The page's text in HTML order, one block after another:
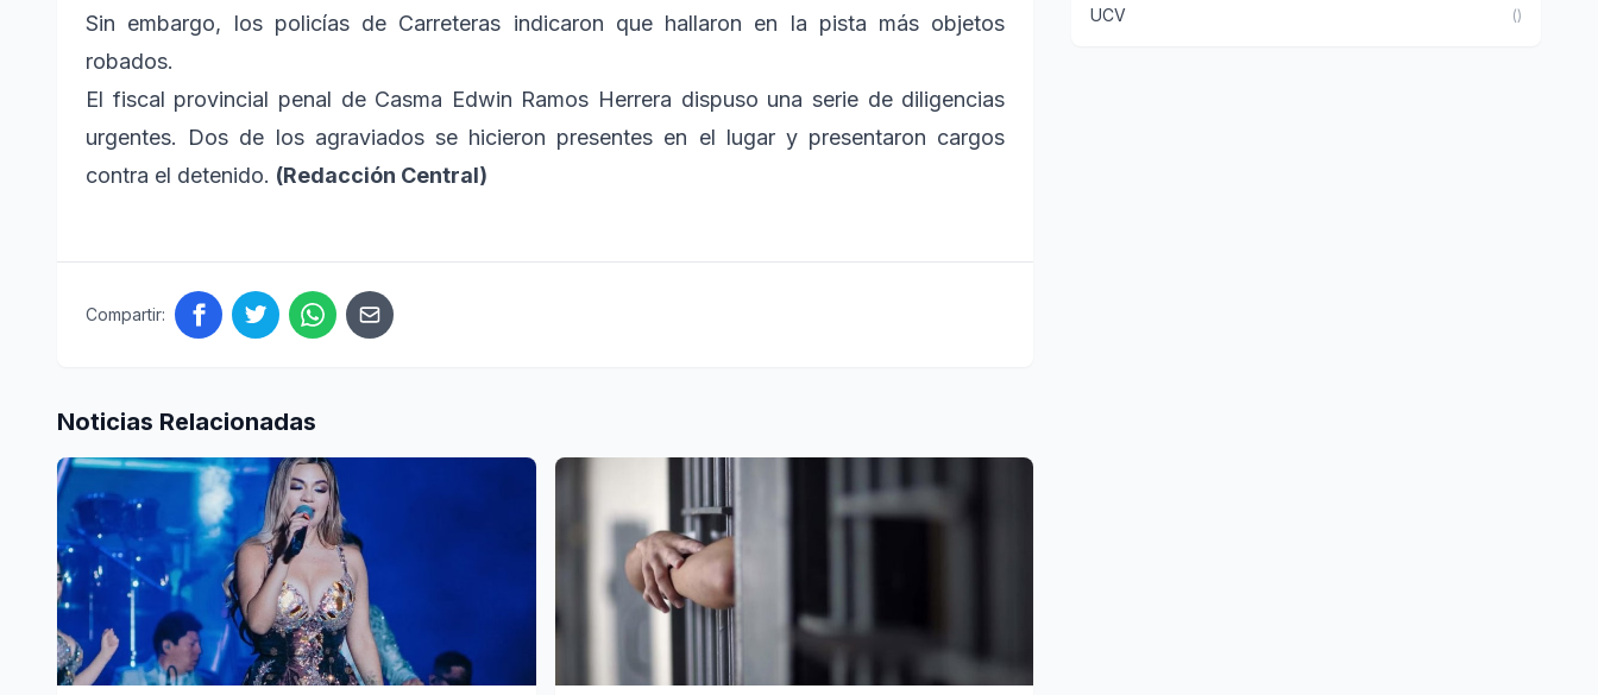
Sin embargo, los policías de Carreteras indicaron que hallaron en la pista más objetos
robados.
El fiscal provincial penal de Casma Edwin Ramos Herrera dispuso una serie de diligencias
urgentes. Dos de los agraviados se hicieron presentes en el lugar y presentaron cargos
contra el detenido. (Redacción Central)
Compartir:
Noticias Relacionadas
UCV ()